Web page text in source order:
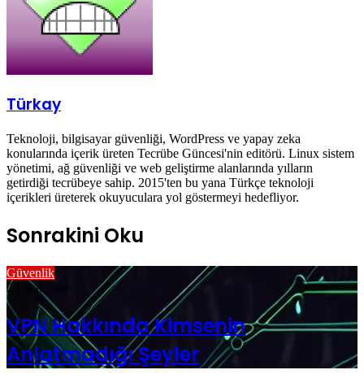
Türkay
Teknoloji, bilgisayar güvenliği, WordPress ve yapay zeka
konularında içerik üreten Tecrübe Güncesi'nin editörü. Linux sistem
yönetimi, ağ güvenliği ve web geliştirme alanlarında yılların
getirdiği tecrübeye sahip. 2015'ten bu yana Türkçe teknoloji
içerikleri üreterek okuyuculara yol göstermeyi hedefliyor.
Sonrakini Oku
Güvenlik
23 saat önce
VPN Hakkında Kimsenin
Anlatmadığı Şeyler